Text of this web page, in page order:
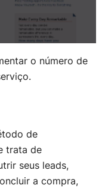
o número de
de
trata de
seus leads,
a compra,